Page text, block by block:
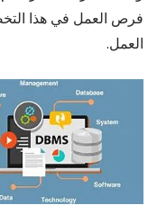
فرص العمل في هذا
العمل.